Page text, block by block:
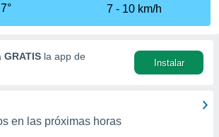
7
10 km/h
GRATIS la app de
Instalar
en las próximas horas